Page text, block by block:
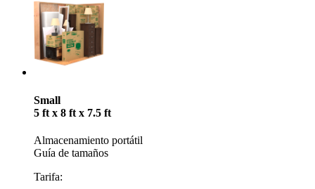
Small
5 ft x 8 ft x 7.5 ft
Almacenamiento portátil
Guía de tamaños
Tarifa: